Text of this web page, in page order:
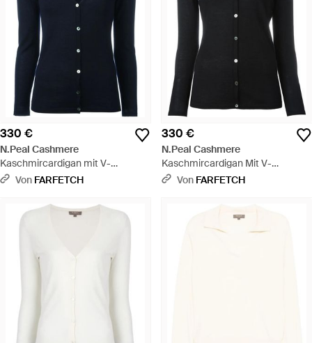
330 €
N.Peal Cashmere
Kaschmircardigan mit V-
Ausschnitt - Blau
Von FARFETCH
330 €
N.Peal Cashmere
Kaschmircardigan Mit V-
Ausschnitt - Schwarz
Von FARFETCH